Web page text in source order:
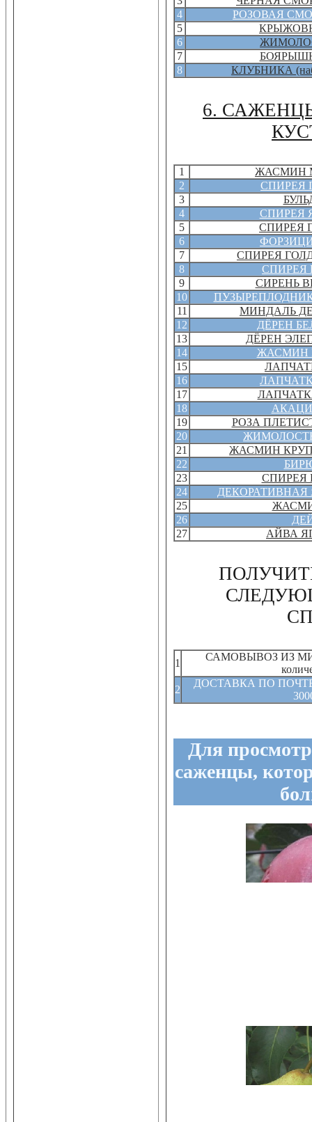
4
РОЗОВАЯ
5
6
7
8
КЛУБНИКА
6.
1
ЖАСМИН
2
СПИРЕЯ
3
4
СПИРЕЯ
5
СПИРЕЯ
6
7
СПИРЕЯ
8
СПИРЕЯ
9
СИРЕНЬ
10
11
МИНДАЛЬ
12
ДЁРЕН
13
ДЁРЕН
14
ЖАСМИН
15
16
17
18
19
РОЗА
20
21
ЖАСМИН
22
23
СПИРЕЯ
24
ДЕКОРАТИВНАЯ
25
26
27
АЙВА
1
САМОВЫВОЗ ИЗ
2
ДОСТАВКА ПО ПОЧТЕ
Для
саженцы,